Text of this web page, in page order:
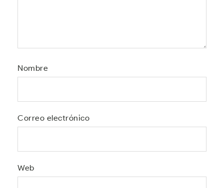
Nombre
Correo electrónico
Web